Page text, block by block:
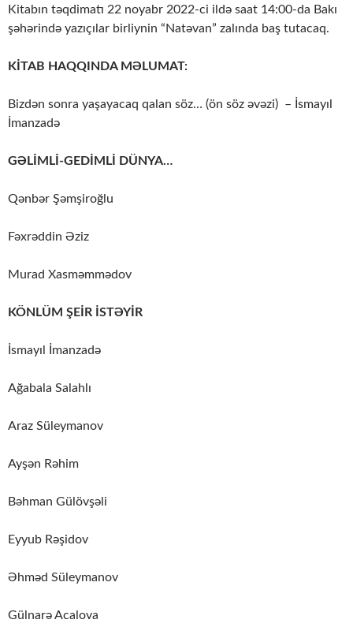
Kitabın təqdimatı 22 noyabr 2022-ci ildə saat 14:00-da Bakı
şəhərində yazıçılar birliynin “Natəvan” zalında baş tutacaq.
KİTAB HAQQINDA MƏLUMAT:
Bizdən sonra yaşayacaq qalan söz… (ön söz əvəzi) – İsmayıl
İmanzadə
GƏLİMLİ-GEDİMLİ DÜNYA…
Qənbər Şəmşiroğlu
Fəxrəddin Əziz
Murad Xasməmmədov
KÖNLÜM ŞEİR İSTƏYİR
İsmayıl İmanzadə
Ağabala Salahlı
Araz Süleymanov
Ayşən Rəhim
Bəhman Gülövşəli
Eyyub Rəşidov
Əhməd Süleymanov
Gülnarə Acalova